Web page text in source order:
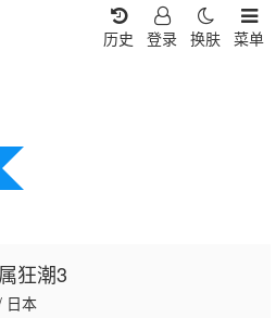
菜单
换肤
登录
历史
狂潮3
日本